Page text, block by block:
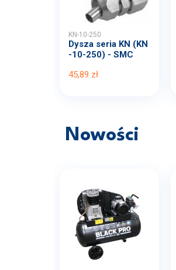
KN-10-250
Dysza seria KN (KN
-10-250) - SMC
45,89 zł
Nowości